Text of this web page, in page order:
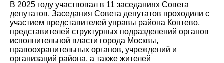
В 2025 году участвовал в 11 заседаниях Совета
депутатов. Заседания Совета депутатов проходили с
участием представителей управы района Коптево,
представителей структурных подразделений органов
исполнительной власти города Москвы,
правоохранительных органов, учреждений и
организаций района, а также жителей